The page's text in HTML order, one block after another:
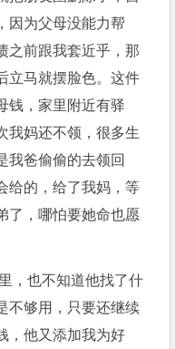
因为父母没能力帮
之前跟我套近乎，那
立马就摆脸色。这件
钱，家里附近有驿
我妈还不领，很多生
我爸偷偷的去领回
给的，给了我妈，等
了，哪怕要她命也愿
，也不知道他找了什
不够用，只要还继续
，他又添加我为好